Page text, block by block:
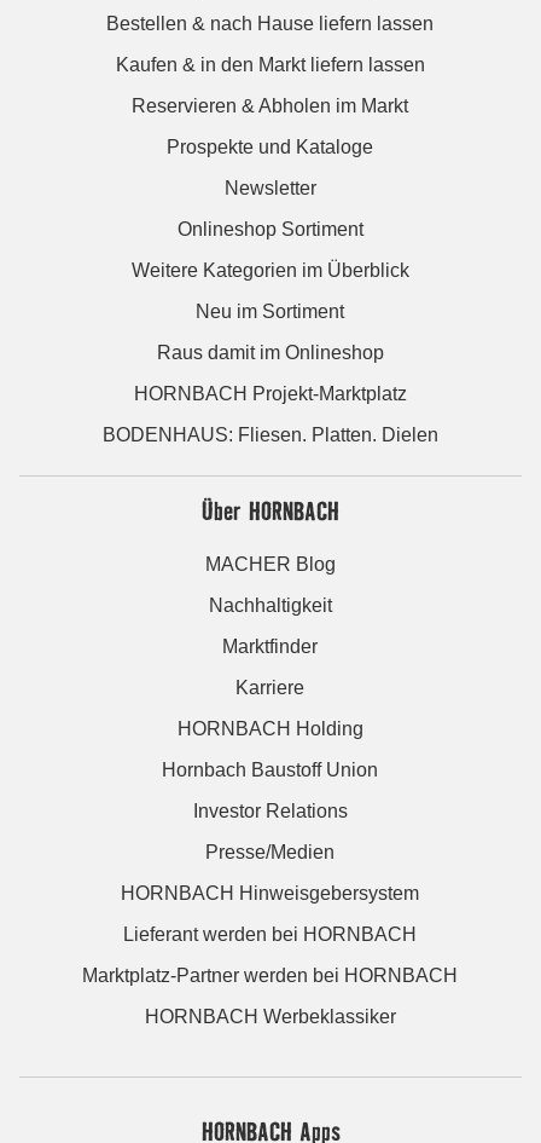
Bestellen & nach Hause liefern lassen
Kaufen & in den Markt liefern lassen
Reservieren & Abholen im Markt
Prospekte und Kataloge
Newsletter
Onlineshop Sortiment
Weitere Kategorien im Überblick
Neu im Sortiment
Raus damit im Onlineshop
HORNBACH Projekt-Marktplatz
BODENHAUS: Fliesen. Platten. Dielen
Über HORNBACH
MACHER Blog
Nachhaltigkeit
Marktfinder
Karriere
HORNBACH Holding
Hornbach Baustoff Union
Investor Relations
Presse/Medien
HORNBACH Hinweisgebersystem
Lieferant werden bei HORNBACH
Marktplatz-Partner werden bei HORNBACH
HORNBACH Werbeklassiker
HORNBACH Apps